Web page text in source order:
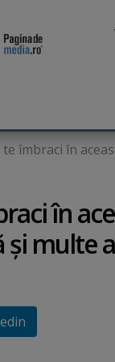
te îmbraci în
în
multe